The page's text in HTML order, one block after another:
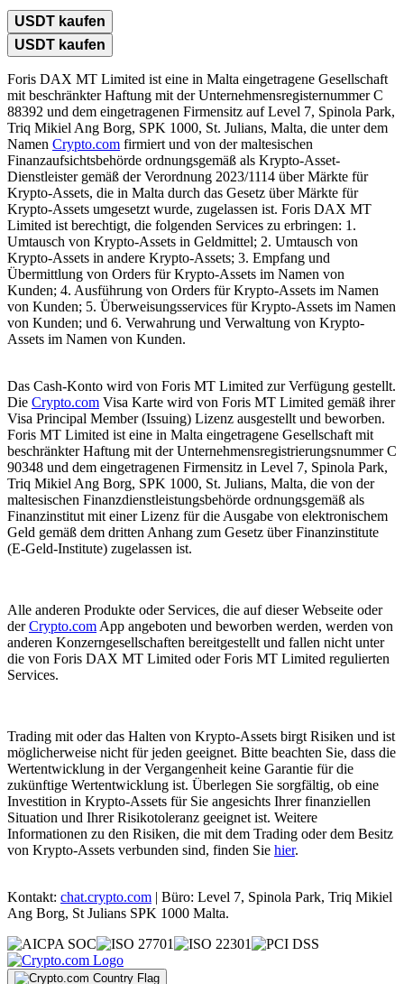
USDT kaufen
USDT kaufen
Foris DAX MT Limited ist eine in Malta eingetragene Gesellschaft
mit beschränkter Haftung mit der Unternehmensregisternummer C
88392 und dem eingetragenen Firmensitz auf Level 7, Spinola Park,
Triq Mikiel Ang Borg, SPK 1000, St. Julians, Malta, die unter dem
Namen Crypto.com firmiert und von der maltesischen
Finanzaufsichtsbehörde ordnungsgemäß als Krypto-Asset-
Dienstleister gemäß der Verordnung 2023/1114 über Märkte für
Krypto-Assets, die in Malta durch das Gesetz über Märkte für
Krypto-Assets umgesetzt wurde, zugelassen ist. Foris DAX MT
Limited ist berechtigt, die folgenden Services zu erbringen: 1.
Umtausch von Krypto-Assets in Geldmittel; 2. Umtausch von
Krypto-Assets in andere Krypto-Assets; 3. Empfang und
Übermittlung von Orders für Krypto-Assets im Namen von
Kunden; 4. Ausführung von Orders für Krypto-Assets im Namen
von Kunden; 5. Überweisungsservices für Krypto-Assets im Namen
von Kunden; und 6. Verwahrung und Verwaltung von Krypto-
Assets im Namen von Kunden.
Das Cash-Konto wird von Foris MT Limited zur Verfügung gestellt.
Die Crypto.com Visa Karte wird von Foris MT Limited gemäß ihrer
Visa Principal Member (Issuing) Lizenz ausgestellt und beworben.
Foris MT Limited ist eine in Malta eingetragene Gesellschaft mit
beschränkter Haftung mit der Unternehmensregistrierungsnummer C
90348 und dem eingetragenen Firmensitz in Level 7, Spinola Park,
Triq Mikiel Ang Borg, SPK 1000, St. Julians, Malta, die von der
maltesischen Finanzdienstleistungsbehörde ordnungsgemäß als
Finanzinstitut mit einer Lizenz für die Ausgabe von elektronischem
Geld gemäß dem dritten Anhang zum Gesetz über Finanzinstitute
(E-Geld-Institute) zugelassen ist.
Alle anderen Produkte oder Services, die auf dieser Webseite oder
derCrypto.com App angeboten und beworben werden, werden von
anderen Konzerngesellschaften bereitgestellt und fallen nicht unter
die von Foris DAX MT Limited oder Foris MT Limited regulierten
Services.
Trading mit oder das Halten von Krypto-Assets birgt Risiken und ist
möglicherweise nicht für jeden geeignet. Bitte beachten Sie, dass die
Wertentwicklung in der Vergangenheit keine Garantie für die
zukünftige Wertentwicklung ist. Überlegen Sie sorgfältig, ob eine
Investition in Krypto-Assets für Sie angesichts Ihrer finanziellen
Situation und Ihrer Risikotoleranz geeignet ist. Weitere
Informationen zu den Risiken, die mit dem Trading oder dem Besitz
von Krypto-Assets verbunden sind, finden Sie hier.
Kontakt: chat.crypto.com | Büro: Level 7, Spinola Park, Triq Mikiel
Ang Borg, St Julians SPK 1000 Malta.